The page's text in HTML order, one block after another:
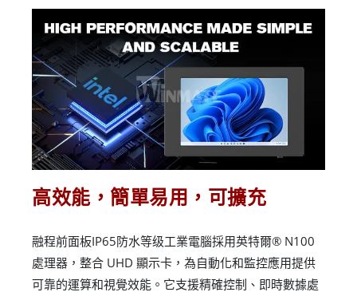
高效能，簡單易用，可擴充
融程前面板IP65防水等级工業電腦採用英特爾® N100
處理器，整合 UHD 顯示卡，為自動化和監控應用提供
可靠的運算和視覺效能。它支援精確控制、即時數據處